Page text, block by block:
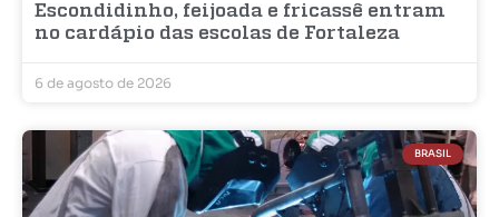
Escondidinho, feijoada e fricassê entram
no cardápio das escolas de Fortaleza
6 de agosto de 2026
BRASIL